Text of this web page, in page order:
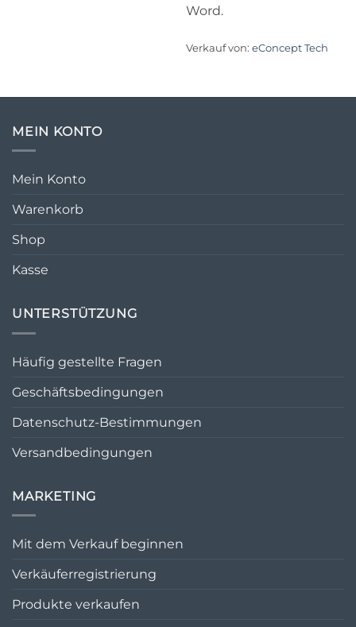
Word.
Verkauf von: eConcept Tech
MEIN KONTO
Mein Konto
Warenkorb
Shop
Kasse
UNTERSTÜTZUNG
Häufig gestellte Fragen
Geschäftsbedingungen
Datenschutz-Bestimmungen
Versandbedingungen
MARKETING
Mit dem Verkauf beginnen
Verkäuferregistrierung
Produkte verkaufen